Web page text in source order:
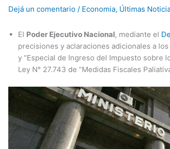
Dejá un comentario / Economia, Últimas
El Poder Ejecutivo Nacional, mediante el
precisiones y aclaraciones adicionales a
y “Especial de Ingreso del Impuesto sobre
Ley N° 27.743 de “Medidas Fiscales